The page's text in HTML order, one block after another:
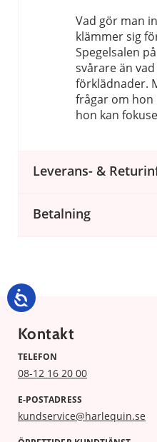
Vad gör man
klämmer sig
Spegelsalen
svårare än
förklädnader.
frågar om
hon kan
Leverans- &
Betalning
Kontakt
TELEFON
08-12 16 20 00
E-POSTADRESS
kundservice@harlequin.se